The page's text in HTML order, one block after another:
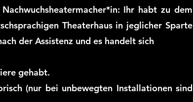
Ihr habt zu dem
Theaterhaus in jeglicher Sparte
der Assistenz und es handelt sich
gehabt.
(nur bei unbewegten Installationen sind